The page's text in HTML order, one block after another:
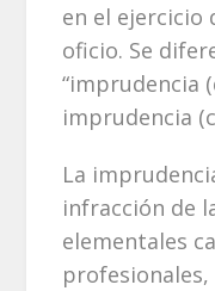
en el ejercicio
oficio. Se
“imprudencia
imprudencia
La
infracción de
elementales